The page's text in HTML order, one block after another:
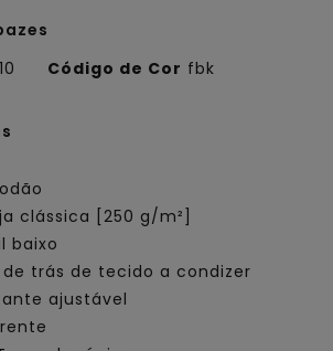
Código de Cor fbk
clássica [250 g/m²]
baixo
de trás de tecido a condizer
ajustável